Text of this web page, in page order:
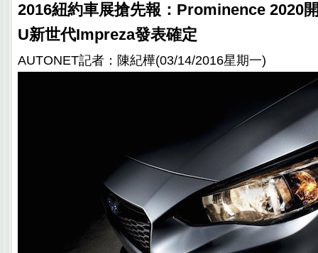
2016紐約車展搶先報：Prominence 2020
U新世代Impreza發表確定
AUTONET記者：陳紀樺(03/14/2016星期一)